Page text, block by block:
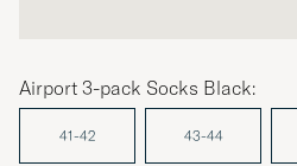
Airport 3-pack Socks Black:
41-42 43-44